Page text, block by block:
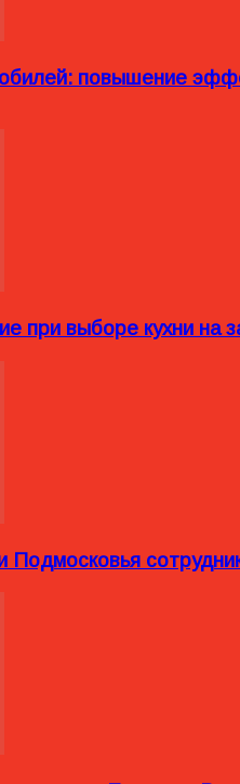
повышение
при выборе кухни на
Подмосковья